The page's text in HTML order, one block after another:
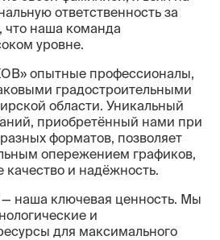
ответственность за
что наша команда
уровне.
опытные профессионалы,
градостроительными
области. Уникальный
приобретённый нами при
форматов, позволяет
опережением графиков,
качество и надёжность.
— наша ключевая ценность. Мы
и
для максимального